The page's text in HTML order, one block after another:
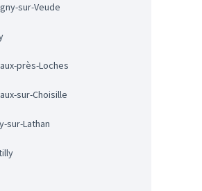
sur-Veude
près-Loches
sur-Choisille
sur-Lathan